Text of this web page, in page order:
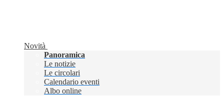
Novità
Panoramica
Le notizie
Le circolari
Calendario eventi
Albo online